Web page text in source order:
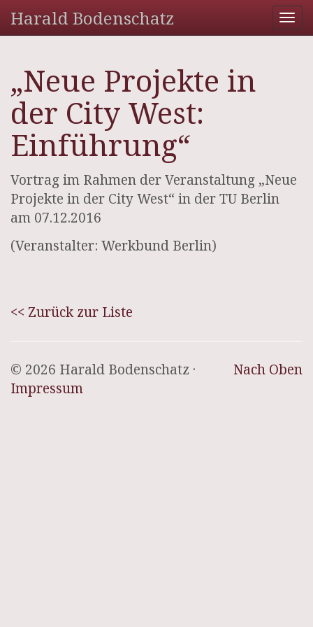
Harald Bodenschatz
„Neue Projekte in
der City West:
Einführung“
Vortrag im Rahmen der Veranstaltung „Neue
Projekte in der City West“ in der TU Berlin
am 07.12.2016
(Veranstalter: Werkbund Berlin)
<< Zurück zur Liste
Nach Oben
© 2026 Harald Bodenschatz ·
Impressum